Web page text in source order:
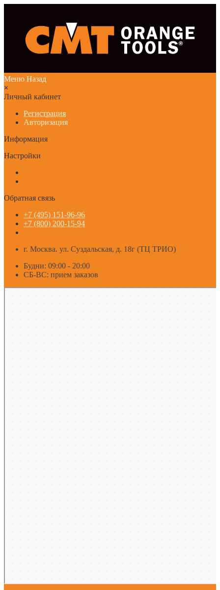
Меню Назад
×
Личный кабинет
Регистрация
Авторизация
Информация
Настройки
Обратная связь
+7 (495) 151-96-96
+7 (800) 200-15-94
г. Москва. ул. Суздальская, д. 18г (ТЦ ТРИО)
Будни: 09:00 - 20:00
СБ-ВС: прием заказов